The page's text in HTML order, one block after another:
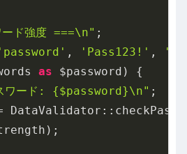
ド強度 ===\n" ;
'password' , 'Pass123!' ,
as $password) {
ワード: {$password}\n" ;